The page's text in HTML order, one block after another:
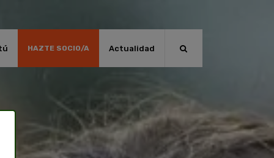
HAZTE SOCIO/A Actualidad